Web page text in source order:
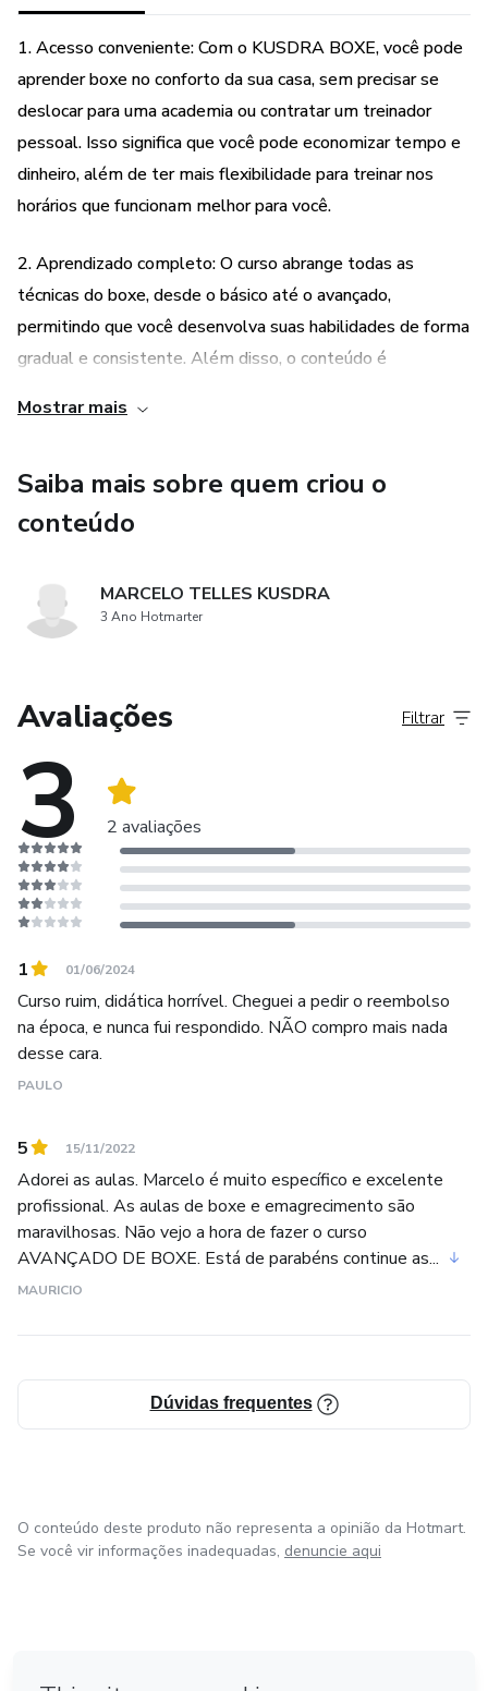
1. Acesso conveniente: Com o KUSDRA BOXE, você pode
aprender boxe no conforto da sua casa, sem precisar se
deslocar para uma academia ou contratar um treinador
pessoal. Isso significa que você pode economizar tempo e
dinheiro, além de ter mais flexibilidade para treinar nos
horários que funcionam melhor para você.
2. Aprendizado completo: O curso abrange todas as
técnicas do boxe, desde o básico até o avançado,
permitindo que você desenvolva suas habilidades de forma
gradual e consistente. Além disso, o conteúdo é
em vídeo e instruções passo a passo, para que você possa
3. Benefícios para a saúde: Além de aprender boxe, o
e emagrecimento. Isso ocorre porque o boxe é uma
atividade física completa, que trabalha o corpo inteiro e
aliviar o estresse e melhorar o condicionamento físico
geral.
Mostrar mais
Saiba mais sobre quem criou o
conteúdo
MARCELO TELLES KUSDRA
3 Ano Hotmarter
Avaliações
3 2 avaliações
Filtrar
1 01/06/2024
Curso ruim, didática horrível. Cheguei a pedir o reembolso
na época, e nunca fui respondido. NÃO compro mais nada
desse cara.
PAULO
5 15/11/2022
Adorei as aulas. Marcelo é muito específico e excelente
profissional. As aulas de boxe e emagrecimento são
maravilhosas. Não vejo a hora de fazer o curso
AVANÇADO DE BOXE. Está de parabéns continue as...
MAURICIO
Dúvidas frequentes
O conteúdo deste produto não representa a opinião da Hotmart.
Se você vir informações inadequadas, denuncie aqui